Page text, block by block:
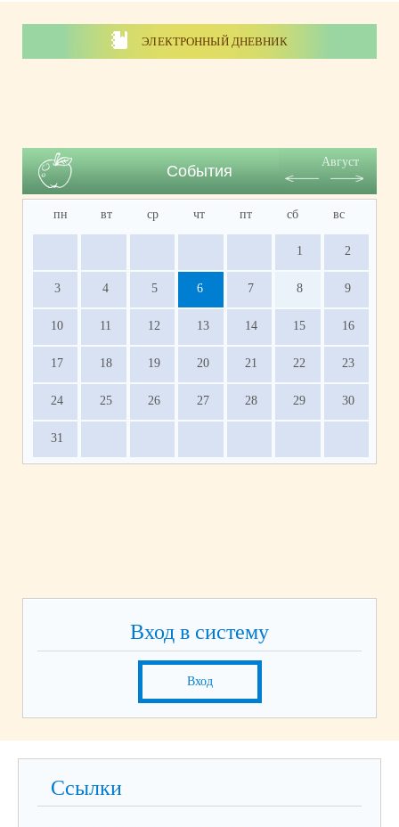
ЭЛЕКТРОННЫЙ ДНЕВНИК
События
Август
пн вт ср чт пт сб вс
1 2
3 4 5 6 7 8 9
10 11 12 13 14 15 16
17 18 19 20 21 22 23
24 25 26 27 28 29 30
31
Вход в систему
Вход
Ссылки